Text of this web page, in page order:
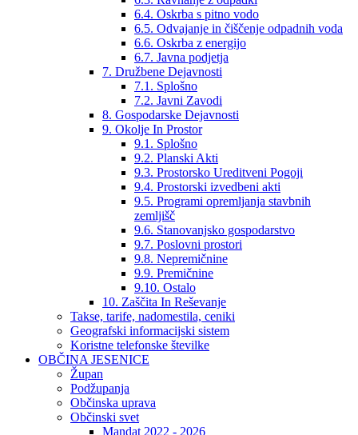
6.4. Oskrba s pitno vodo
6.5. Odvajanje in čiščenje odpadnih voda
6.6. Oskrba z energijo
6.7. Javna podjetja
7. Družbene Dejavnosti
7.1. Splošno
7.2. Javni Zavodi
8. Gospodarske Dejavnosti
9. Okolje In Prostor
9.1. Splošno
9.2. Planski Akti
9.3. Prostorsko Ureditveni Pogoji
9.4. Prostorski izvedbeni akti
9.5. Programi opremljanja stavbnih
zemljišč
9.6. Stanovanjsko gospodarstvo
9.7. Poslovni prostori
9.8. Nepremičnine
9.9. Premičnine
9.10. Ostalo
10. Zaščita In Reševanje
Takse, tarife, nadomestila, ceniki
Geografski informacijski sistem
Koristne telefonske številke
OBČINA JESENICE
Župan
Podžupanja
Občinska uprava
Občinski svet
Mandat 2022 - 2026